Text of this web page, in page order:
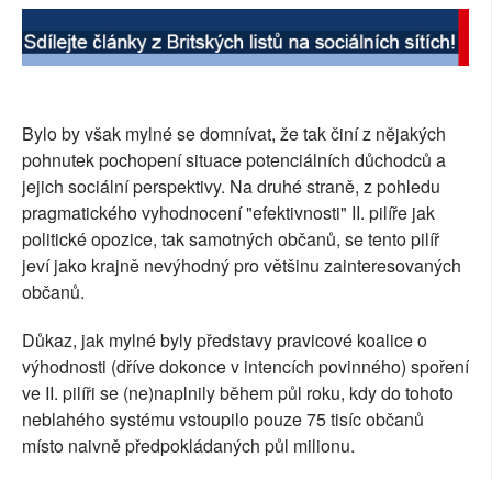
Bylo by však mylné se domnívat, že tak činí z nějakých
pohnutek pochopení situace potenciálních důchodců a
jejich sociální perspektivy. Na druhé straně, z pohledu
pragmatického vyhodnocení "efektivnosti" II. pilíře jak
politické opozice, tak samotných občanů, se tento pilíř
jeví jako krajně nevýhodný pro většinu zainteresovaných
občanů.
Důkaz, jak mylné byly představy pravicové koalice o
výhodnosti (dříve dokonce v intencích povinného) spoření
ve II. pilíři se (ne)naplnily během půl roku, kdy do tohoto
neblahého systému vstoupilo pouze 75 tisíc občanů
místo naivně předpokládaných půl milionu.